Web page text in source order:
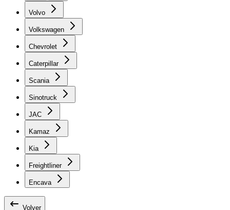
Volvo
Volkswagen
Chevrolet
Caterpillar
Scania
Sinotruck
JAC
Kamaz
Kia
Freightliner
Encava
Volver